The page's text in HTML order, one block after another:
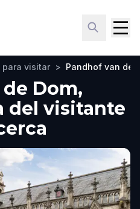
para visitar > Pandhof van de
Dom,
del visitante